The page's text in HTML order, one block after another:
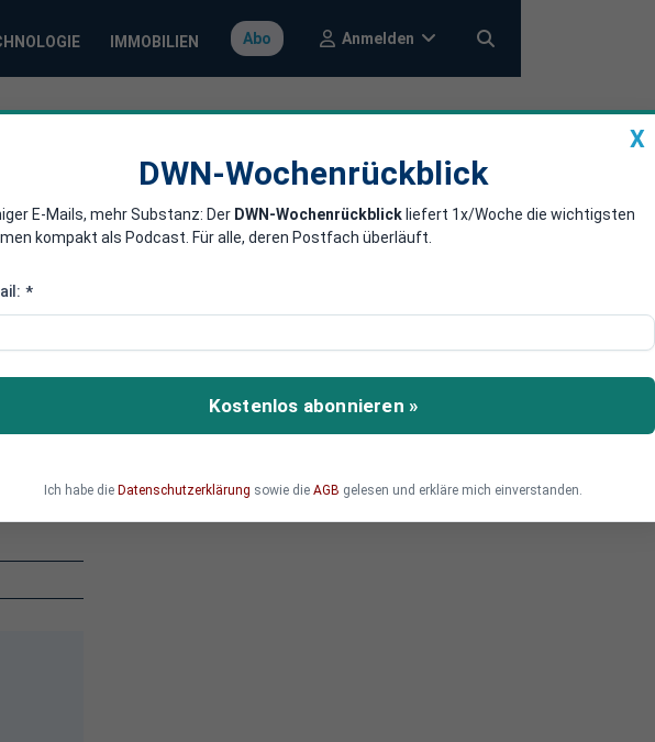
IMMOBILIEN Abo Anmelden
eigenem Interview
Präsidenten Assad geführt. Das ist
Reporter sein eigenes Interview,
Aussage in den Mund legt, die dieser
ihn, als hätte Assad das wirklich
X
DWN-Wochenrückblick
E-Mails, mehr Substanz: Der DWN-Wochenrückblick liefert 1x/Woche die wichtigsten
kompakt als Podcast. Für alle, deren Postfach überläuft.
*
Kostenlos abonnieren »
Ich habe die Datenschutzerklärung sowie die AGB gelesen und erkläre mich einverstanden.